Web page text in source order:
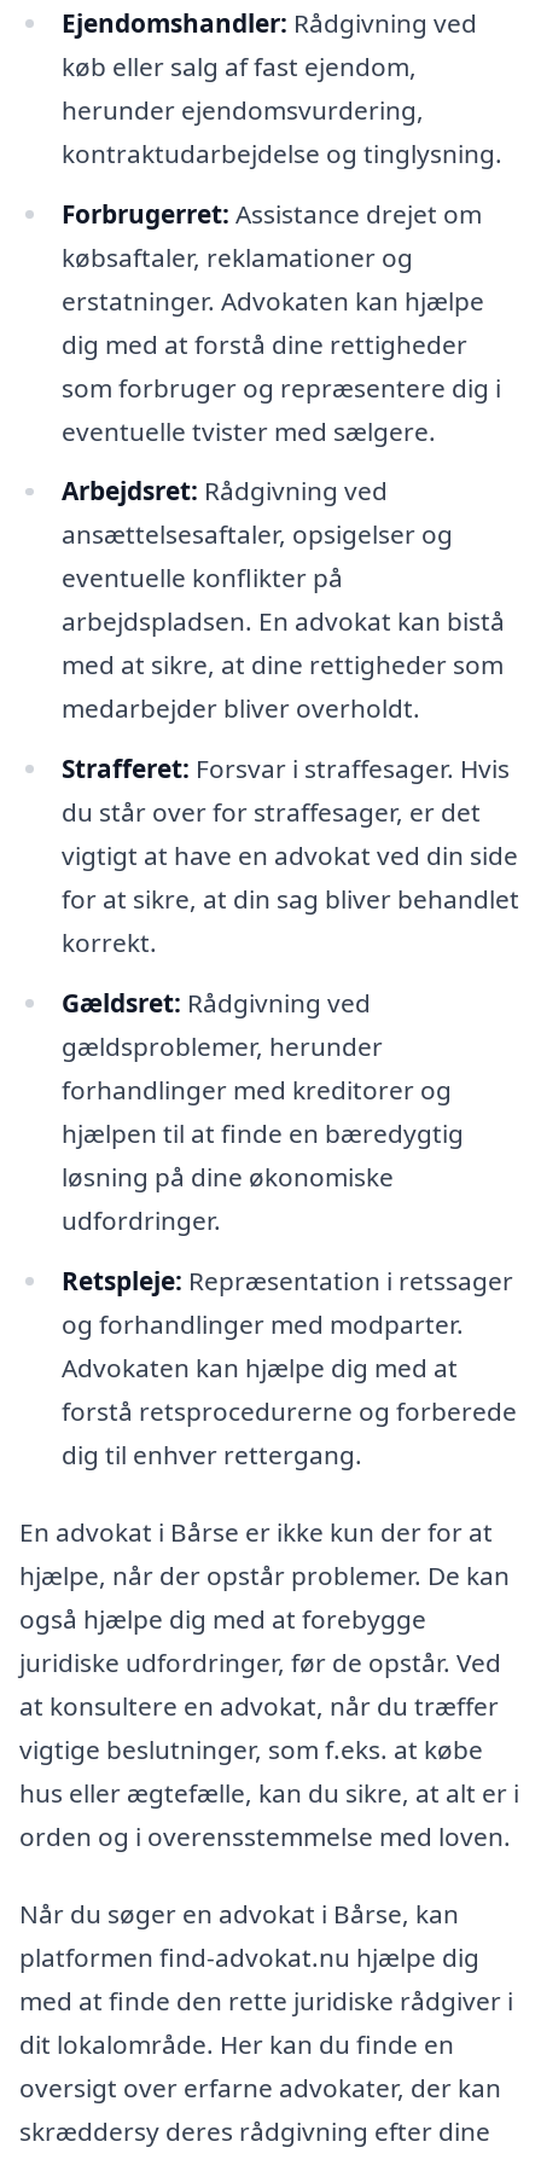
Ejendomshandler: Rådgivning ved
køb eller salg af fast ejendom,
herunder ejendomsvurdering,
kontraktudarbejdelse og tinglysning.
Forbrugerret: Assistance drejet om
købsaftaler, reklamationer og
erstatninger. Advokaten kan hjælpe
dig med at forstå dine rettigheder
som forbruger og repræsentere dig i
eventuelle tvister med sælgere.
Arbejdsret: Rådgivning ved
ansættelsesaftaler, opsigelser og
eventuelle konflikter på
arbejdspladsen. En advokat kan bistå
med at sikre, at dine rettigheder som
medarbejder bliver overholdt.
Strafferet: Forsvar i straffesager. Hvis
du står over for straffesager, er det
vigtigt at have en advokat ved din side
for at sikre, at din sag bliver behandlet
korrekt.
Gældsret: Rådgivning ved
gældsproblemer, herunder
forhandlinger med kreditorer og
hjælpen til at finde en bæredygtig
løsning på dine økonomiske
udfordringer.
Retspleje: Repræsentation i retssager
og forhandlinger med modparter.
Advokaten kan hjælpe dig med at
forstå retsprocedurerne og forberede
dig til enhver rettergang.
En advokat i Bårse er ikke kun der for at
hjælpe, når der opstår problemer. De kan
også hjælpe dig med at forebygge
juridiske udfordringer, før de opstår. Ved
at konsultere en advokat, når du træffer
vigtige beslutninger, som f.eks. at købe
hus eller ægtefælle, kan du sikre, at alt er i
orden og i overensstemmelse med loven.
Når du søger en advokat i Bårse, kan
platformen find-advokat.nu hjælpe dig
med at finde den rette juridiske rådgiver i
dit lokalområde. Her kan du finde en
oversigt over erfarne advokater, der kan
skræddersy deres rådgivning efter dine